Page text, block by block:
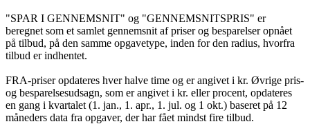
"SPAR I GENNEMSNIT" og "GENNEMSNITSPRIS" er
beregnet som et samlet gennemsnit af priser og besparelser opnået
på tilbud, på den samme opgavetype, inden for den radius, hvorfra
tilbud er indhentet.
FRA-priser opdateres hver halve time og er angivet i kr. Øvrige pris-
og besparelsesudsagn, som er angivet i kr. eller procent, opdateres
en gang i kvartalet (1. jan., 1. apr., 1. jul. og 1 okt.) baseret på 12
måneders data fra opgaver, der har fået mindst fire tilbud.